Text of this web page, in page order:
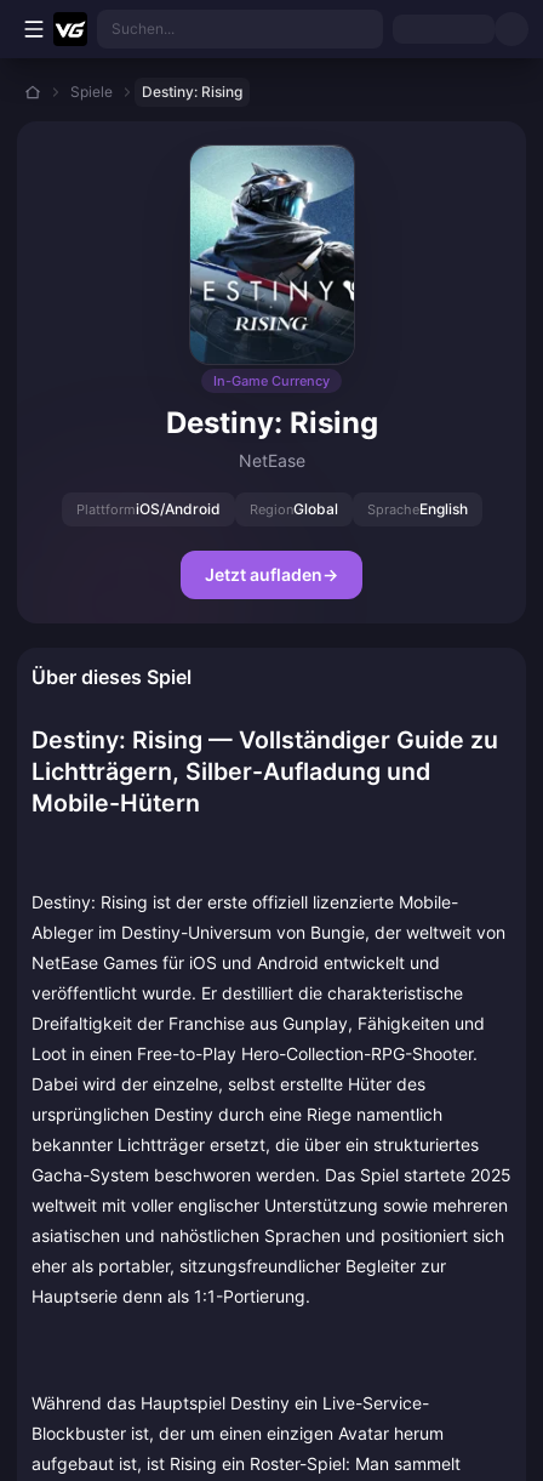
Zum Hauptinhalt springen
Suchen...
Spiele Destiny: Rising
In-Game Currency
Destiny: Rising
NetEase
PlattformiOS/Android RegionGlobal SpracheEnglish
Jetzt aufladen→
Über dieses Spiel
Destiny: Rising — Vollständiger Guide zu
Lichtträgern, Silber-Aufladung und
Mobile-Hütern
Destiny: Rising ist der erste offiziell lizenzierte Mobile-
Ableger im Destiny-Universum von Bungie, der weltweit von
NetEase Games für iOS und Android entwickelt und
veröffentlicht wurde. Er destilliert die charakteristische
Dreifaltigkeit der Franchise aus Gunplay, Fähigkeiten und
Loot in einen Free-to-Play Hero-Collection-RPG-Shooter.
Dabei wird der einzelne, selbst erstellte Hüter des
ursprünglichen Destiny durch eine Riege namentlich
bekannter Lichtträger ersetzt, die über ein strukturiertes
Gacha-System beschworen werden. Das Spiel startete 2025
weltweit mit voller englischer Unterstützung sowie mehreren
asiatischen und nahöstlichen Sprachen und positioniert sich
eher als portabler, sitzungsfreundlicher Begleiter zur
Hauptserie denn als 1:1-Portierung.
Während das Hauptspiel Destiny ein Live-Service-
Blockbuster ist, der um einen einzigen Avatar herum
aufgebaut ist, ist Rising ein Roster-Spiel: Man sammelt